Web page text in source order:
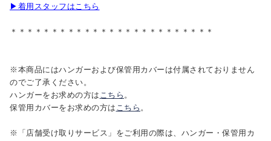
▶着用スタッフはこちら
＊＊＊＊＊＊＊＊＊＊＊＊＊＊＊＊＊＊＊＊＊＊＊＊＊
※本商品にはハンガーおよび保管用カバーは付属されておりません
のでご了承ください。
ハンガーをお求めの方は こちら 。
保管用カバーをお求めの方は こちら 。
※「店舗受け取りサービス」をご利用の際は、ハンガー・保管用カ